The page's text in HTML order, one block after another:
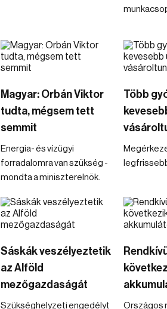
Magyar: Orbán Viktor
tudta, mégsem tett
semmit
Energia- és vízügyi
forradalomra van szükség -
mondta a miniszterelnök.
Több
Sáskák veszélyeztetik
az Alföld
mezőgazdaságát
Szükséghelyzeti engedélyt
Országos